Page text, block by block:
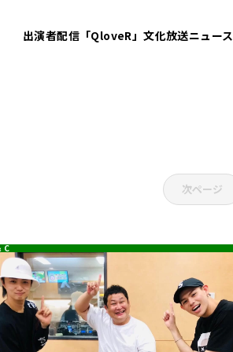
出演者配信「QloveR」文化放送ニュース
次ページ